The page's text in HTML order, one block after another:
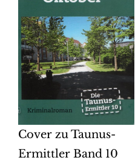
Cover zu Taunus-
Ermittler Band 10